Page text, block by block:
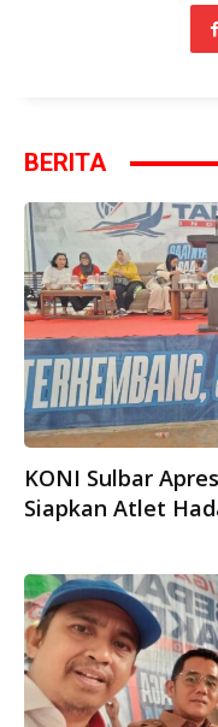
BERITA
KONI Sulbar
Siapkan Atlet